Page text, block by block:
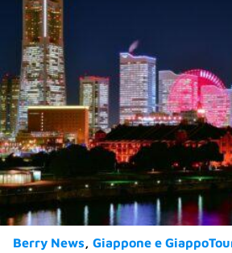
Berry News Giappone e